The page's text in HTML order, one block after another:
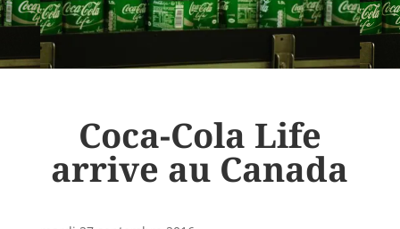
Coca-Cola Life
arrive au Canada